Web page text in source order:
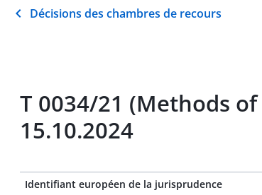
Décisions des chambres de recours
T 0034/21 (Methods of
15.10.2024
Identifiant européen de la jurisprudence